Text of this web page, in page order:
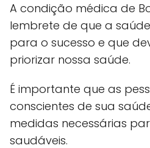
A condição médica de
lembrete de que a
para o sucesso e que
priorizar nossa saúde.
É importante que as
conscientes de sua
medidas necessárias
saudáveis.